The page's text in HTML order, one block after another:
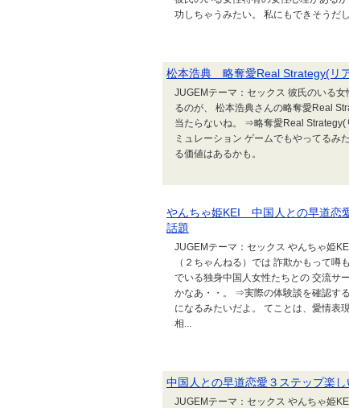
功しちゃうみたい。 私にもできそうだ
松本浩典 略奪愛Real Strategy(リ
JUGEMテーマ：セックス 彼氏のいる
るのが、 松本浩典さんの略奪愛Real
当たらないね。 ⇒略奪愛Real Strategy(
ミュレーション ゲームでもやってるみ
る価値はあるかも。
やんちゃ姫KEI 中国人との早道恋
話題
JUGEMテーマ：セックス やんちゃ姫
（２ちゃんねる）では 詐欺かもって
でいる独身中国人女性たちとの 交流サ
かなあ・・。 ⇒実際の体験談を確認す
になるみたいだよ。 てことは、愛情表
相...
中国人との早道恋愛３ステップ楽
JUGEMテーマ：セックス やんちゃ姫